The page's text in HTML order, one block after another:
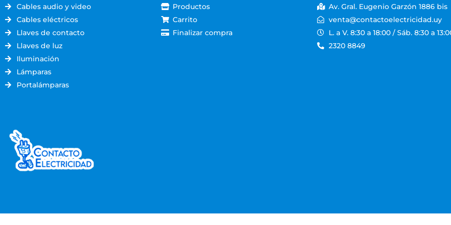
Cables audio y video
Cables eléctricos
Llaves de contacto
Llaves de luz
Iluminación
Lámparas
Portalámparas
Productos
Carrito
Finalizar compra
Av. Gral. Eugenio Garzón 1886 bis
venta@contactoelectricidad.uy
L. a V. 8:30 a 18:00 / Sáb. 8:30 a
2320 8849